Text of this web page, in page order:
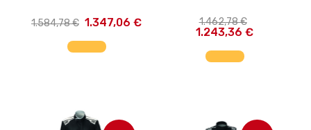
1.584,78 € 1.347,06 €
AGGIUNGI AL CARRELLO
1.462,78 €
1.243,36 €
AGGIUNGI AL CARRELLO